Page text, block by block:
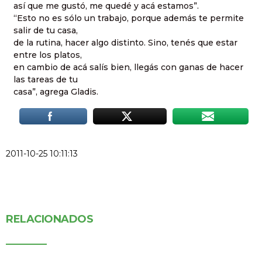
así que me gustó, me quedé y acá estamos”.
“Esto no es sólo un trabajo, porque además te permite
salir de tu casa,
de la rutina, hacer algo distinto. Sino, tenés que estar
entre los platos,
en cambio de acá salís bien, llegás con ganas de hacer
las tareas de tu
casa”, agrega Gladis.
2011-10-25 10:11:13
RELACIONADOS